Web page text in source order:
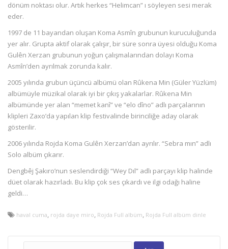
dönüm noktası olur. Artık herkes “Helimcan” ı söyleyen sesi merak
eder.
1997 de 11 bayandan oluşan Koma Asmîn grubunun kuruculuğunda
yer alır. Grupta aktif olarak çalışır, bir süre sonra üyesi olduğu Koma
Gulên Xerzan grubunun yoğun çalışmalarından dolayı Koma
Asmîn’den ayrılmak zorunda kalır.
2005 yılında grubun üçüncü albümü olan Rûkena Min (Güler Yüzlüm)
albümüyle müzikal olarak iyi bir çıkış yakalarlar. Rûkena Min
albümünde yer alan “memet kanî” ve “elo dîno” adlı parçalarının
klipleri Zaxo’da yapılan klip festivalinde birinciliğe aday olarak
gösterilir.
2006 yılında Rojda Koma Gulên Xerzan’dan ayrılır. “Sebra mın” adlı
Solo albüm çıkarır.
Dengbêj Şakıro’nun seslendirdiği “Wey Dıl” adlı parçayı klip halinde
düet olarak hazırladı. Bu klip çok ses çıkardı ve ilgi odağı haline
geldi…
haval cuma, rojda daye miro, Rojda Full albüm, Rojda Full albüm dinle
Arama: